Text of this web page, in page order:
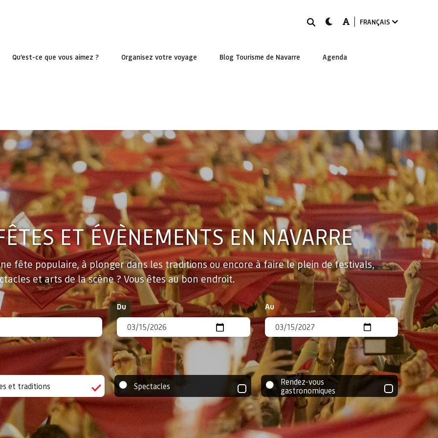
Rechercher
dark-mode
A-modeFRANÇAIS
Qu’est-ce que vous aimez ? Organisez votre voyage Blog Tourisme de Navarre Agenda
ET ÉVÈNEMENTS EN NAVARRE
fête populaire, à plonger dans les traditions ou encore à faire le plein de festivals,
et arts de la scène ? Vous êtes au bon endroit.
Du Au
et traditions Spectacles
Rendez-vous
gastronomiques